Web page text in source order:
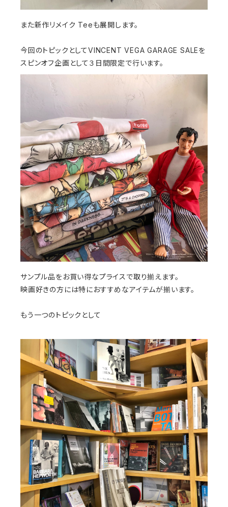
また新作リメイク Teeも展開します。
今回のトピックとしてVINCENT VEGA GARAGE SALEを
スピンオフ企画として３日間限定で行います。
サンプル品をお買い得なプライスで取り揃えます。
映画好きの方には特におすすめなアイテムが揃います。
もう一つのトピックとして